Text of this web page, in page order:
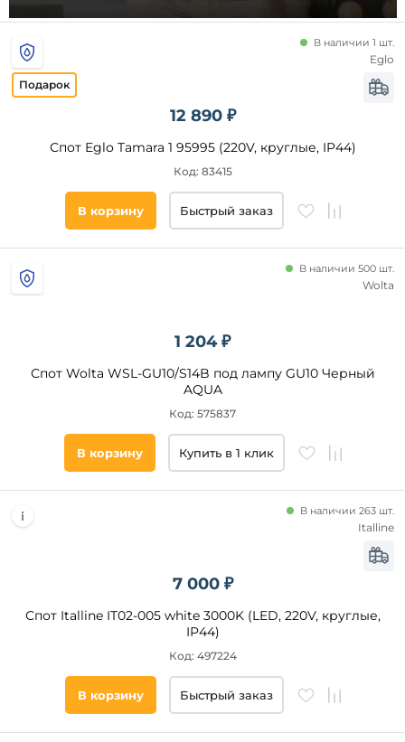
Помещение
Площадь
Степень
защиты,
IP
тегов
Все
12 890 ₽
Спот Eglo Tamara 1 95995 (220V, круглые, IP44)
В наличии 1 шт.
Код: 83415
Eglo
В корзину Быстрый заказ
1 204 ₽
Спот Wolta WSL-GU10/S14B под лампу GU10 Черный
AQUA
В наличии 500 шт.
Код: 575837
Wolta
В корзину Купить в 1 клик
7 000 ₽
Спот Italline IT02-005 white 3000K (LED, 220V, круглые,
IP44)
В наличии 263 шт.
Код: 497224
Italline
В корзину Быстрый заказ